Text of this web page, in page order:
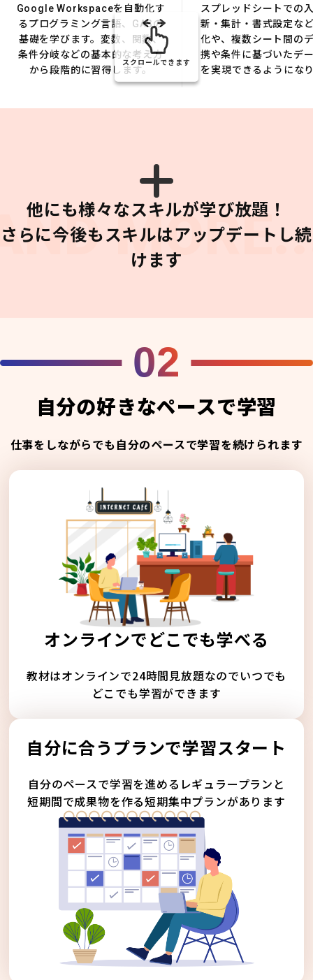
Google Workspaceを自動化す
るプログラミング言語、GASの
基礎を学びます。変数、関数、
条件分岐などの基本的な考え方
から段階的に習得します。
スプレッドシートでの
新・集計・書式設定な
化や、複数シート間の
携や条件に基づいたデ
を実現できるようにな
スクロールできます
他にも様々なスキルが学び放題！
さらに今後もスキルはアップデートし続
けます
02
自分の好きなペースで学習
仕事をしながらでも自分のペースで学習を続けられます
オンラインでどこでも学べる
教材はオンラインで24時間見放題なのでいつでも
どこでも学習ができます
自分に合うプランで学習スタート
自分のペースで学習を進めるレギュラープランと
短期間で成果物を作る短期集中プランがあります